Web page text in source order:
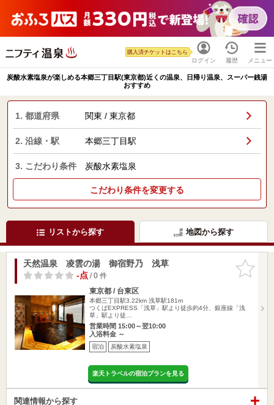
ログイン
購入済チケットはこちら
履歴 メニュー
炭酸水素塩泉が楽しめる本郷三丁目駅(東京都)近くの温泉、日帰り温泉、スーパー銭湯
おすすめ
1. 都道府県 関東 / 東京都
2. 沿線・駅 本郷三丁目駅
3. こだわり条件 炭酸水素塩泉
こだわり条件を変更する
リストから探す 地図から探す
お気に入
りに追加
天然温泉 凌雲の湯 御宿野乃 浅草
-点/ 0 件
東京都 / 台東区
本郷三丁目駅3.22km 浅草駅181m
つくばEXPRESS「浅草」駅より徒歩約4分、銀座線「浅
草」駅より徒…
営業時間 15:00～翌10:00
入浴料金 ～
宿泊 炭酸水素塩泉
楽天トラベルの宿泊プランを見る
関連情報から探す